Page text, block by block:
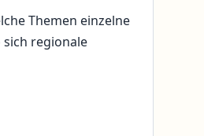
Themen einzelne
regionale